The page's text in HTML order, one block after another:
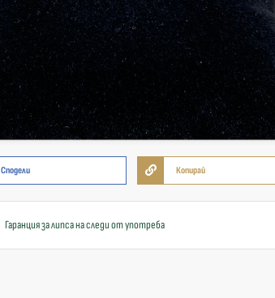
Сподели Копирай
Гаранция за липса на следи от употреба